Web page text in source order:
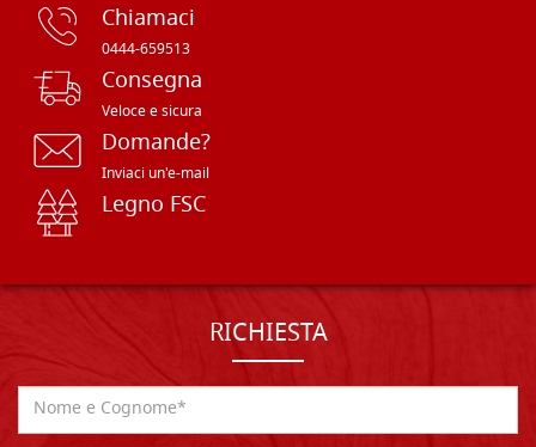
Chiamaci
0444-659513
Consegna
Veloce e sicura
Domande?
Inviaci un'e-mail
Legno FSC
RICHIESTA